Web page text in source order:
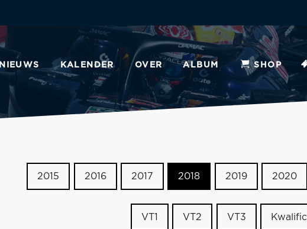
NIEUWS KALENDER OVER ALBUM SHOP
2015 2016 2017 2018 2019 2020
VT1 VT2 VT3